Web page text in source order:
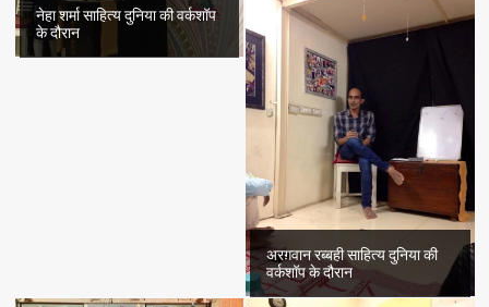
नेहा शर्मा साहित्य दुनिया की वर्कशॉप
के दौरान
अरग़वान रब्बही साहित्य दुनिया की
वर्कशॉप के दौरान